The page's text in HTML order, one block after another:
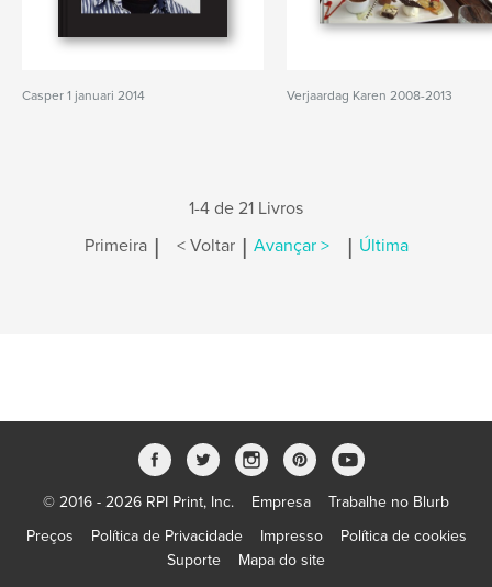
Casper 1 januari 2014 Verjaardag Karen 2008-2013
1-4 de 21 Livros
Primeira | < Voltar | Avançar > | Última
© 2016 - 2026 RPI Print, Inc. Empresa
Trabalhe no Blurb
Preços
Política de Privacidade Impresso
Política de cookies
Suporte
Mapa do site